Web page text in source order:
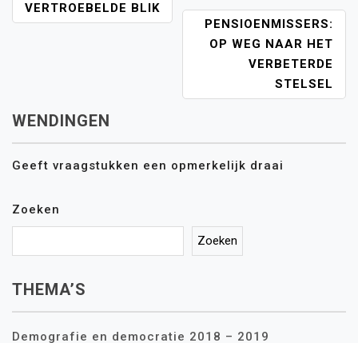
BERICHT
VERTROEBELDE BLIK
PENSIOENMISSERS:
OP WEG NAAR HET
VERBETERDE
STELSEL
WENDINGEN
Geeft vraagstukken een opmerkelijk draai
Zoeken
Zoeken
THEMA’S
Demografie en democratie 2018 – 2019